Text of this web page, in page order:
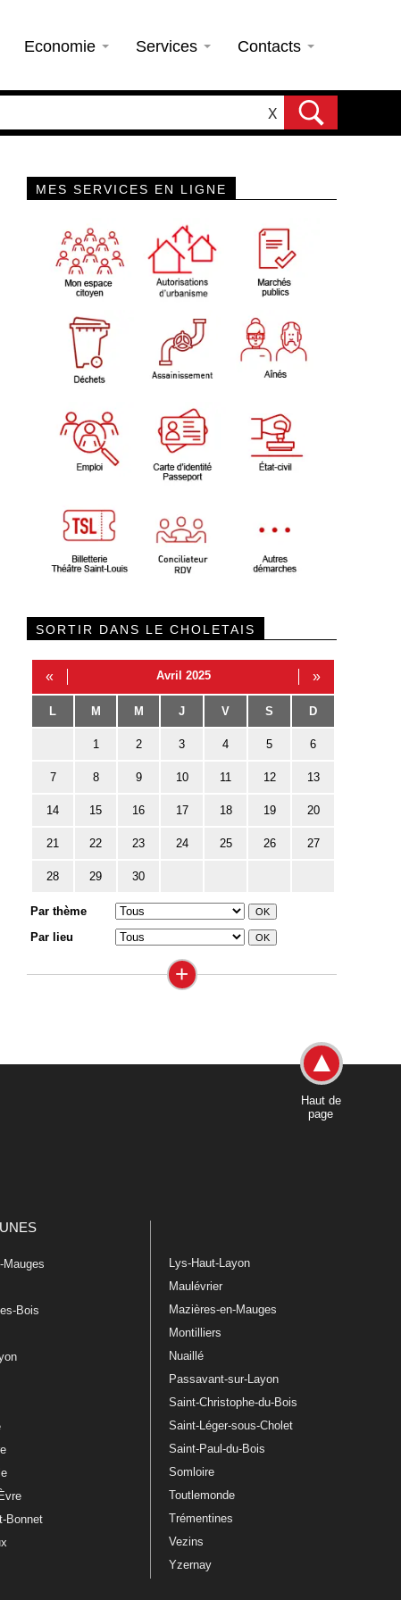
Economie Services Contacts
X
MES SERVICES EN LIGNE
SORTIR DANS LE CHOLETAIS
« Avril 2025 »
L M M J V S D
1 2 3 4 5 6
7 8 9 10 11 12 13
14 15 16 17 18 19 20
21 22 23 24 25 26 27
28 29 30
Par thème
Par lieu
+
Haut de
page
Mauges
Bois
Bonnet
Lys-Haut-Layon
Maulévrier
Mazières-en-Mauges
Montilliers
Nuaillé
Passavant-sur-Layon
Saint-Christophe-du-Bois
Saint-Léger-sous-Cholet
Saint-Paul-du-Bois
Somloire
Toutlemonde
Trémentines
Vezins
Yzernay